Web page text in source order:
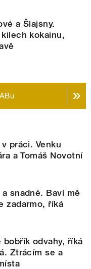
a Šlajsny.
kokainu,
práci. Venku
a Tomáš Novotní
snadné. Baví mě
zadarmo, říká
odvahy, říká
Ztrácím se a